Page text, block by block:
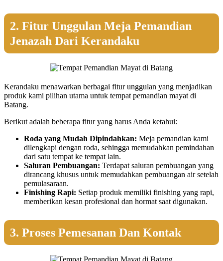
2. Fitur Unggulan Meja Pemandian
Jenazah Dari Kerandaku
Kerandaku menawarkan berbagai fitur unggulan yang menjadikan
produk kami pilihan utama untuk tempat pemandian mayat di
Batang.
Berikut adalah beberapa fitur yang harus Anda ketahui:
Roda yang Mudah Dipindahkan: Meja pemandian kami
dilengkapi dengan roda, sehingga memudahkan pemindahan
dari satu tempat ke tempat lain.
Saluran Pembuangan: Terdapat saluran pembuangan yang
dirancang khusus untuk memudahkan pembuangan air setelah
pemulasaraan.
Finishing Rapi: Setiap produk memiliki finishing yang rapi,
memberikan kesan profesional dan hormat saat digunakan.
3. Proses Pemesanan Dan Kontak